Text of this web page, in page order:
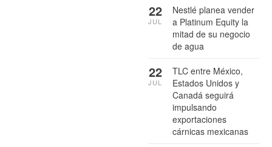
Nestlé planea vender
a Platinum Equity la
mitad de su negocio
de agua
22
JUL
TLC entre México,
Estados Unidos y
Canadá seguirá
impulsando
exportaciones
cárnicas mexicanas
22
JUL